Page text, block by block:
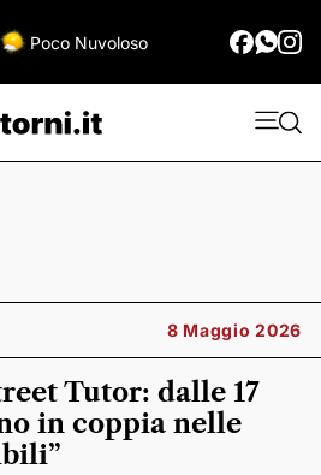
Poco Nuvoloso
8 Maggio 2026
Tutor: dalle 17
in coppia nelle